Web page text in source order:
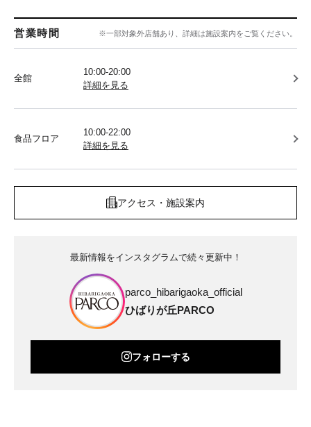
営業時間 ※一部対象外店舗あり、詳細は施設案内をご覧ください。
全館
10:00-20:00
詳細を見る
食品フロア
10:00-22:00
詳細を見る
アクセス・施設案内
最新情報をインスタグラムで続々更新中！
parco_hibarigaoka_official
ひばりが丘PARCO
フォローする